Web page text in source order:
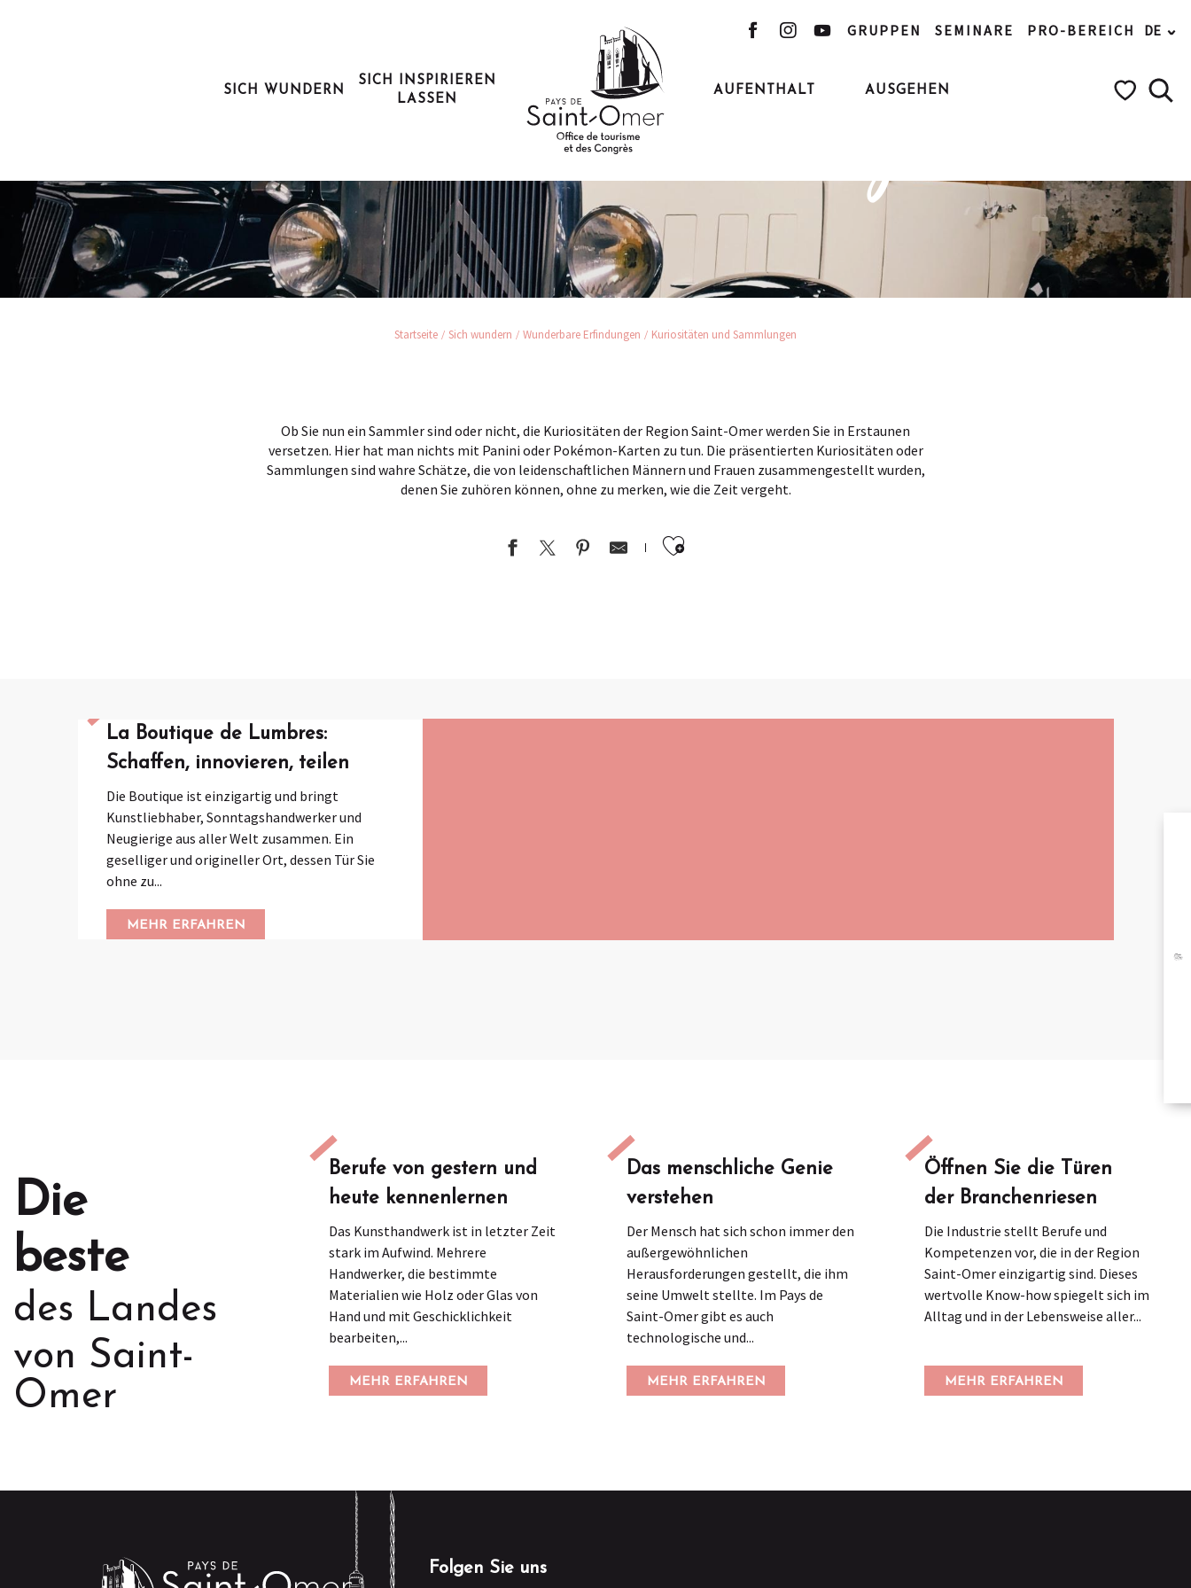
GRUPPEN SEMINARE PRO-BEREICH DE
SICH WUNDERN
SICH INSPIRIEREN
LASSEN
AUFENTHALT AUSGEHEN
Kuriositäten und Sammlungen
Startseite Sich wundern Wunderbare Erfindungen Kuriositäten und Sammlungen
Ob Sie nun ein Sammler sind oder nicht, die Kuriositäten der Region Saint-Omer werden Sie in Erstaunen
versetzen. Hier hat man nichts mit Panini oder Pokémon-Karten zu tun. Die präsentierten Kuriositäten oder
Sammlungen sind wahre Schätze, die von leidenschaftlichen Männern und Frauen zusammengestellt wurden,
denen Sie zuhören können, ohne zu merken, wie die Zeit vergeht.
Ajouter aux favoris
La Boutique de Lumbres:
Schaffen, innovieren, teilen
Die Boutique ist einzigartig und bringt
Kunstliebhaber, Sonntagshandwerker und
Neugierige aus aller Welt zusammen. Ein
geselliger und origineller Ort, dessen Tür Sie
ohne zu...
MEHR ERFAHREN
Die
beste
des Landes
von Saint-
Omer
Berufe von gestern und
heute kennenlernen
Das Kunsthandwerk ist in letzter Zeit
stark im Aufwind. Mehrere
Handwerker, die bestimmte
Materialien wie Holz oder Glas von
Hand und mit Geschicklichkeit
bearbeiten,...
MEHR ERFAHREN
Das menschliche Genie
verstehen
Der Mensch hat sich schon immer den
außergewöhnlichen
Herausforderungen gestellt, die ihm
seine Umwelt stellte. Im Pays de
Saint-Omer gibt es auch
technologische und...
MEHR ERFAHREN
Öffnen Sie die Türen
der Branchenriesen
Die Industrie stellt Berufe und
Kompetenzen vor, die in der Region
Saint-Omer einzigartig sind. Dieses
wertvolle Know-how spiegelt sich im
Alltag und in der Lebensweise aller...
MEHR ERFAHREN
Folgen Sie uns